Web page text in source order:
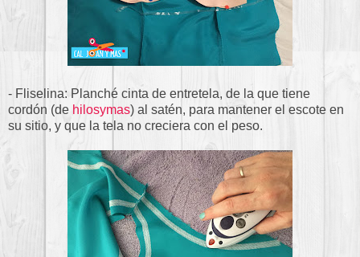
- Fliselina: Planché cinta de entretela, de la que tiene
cordón (de hilosymas) al satén, para mantener el escote en
su sitio, y que la tela no creciera con el peso.